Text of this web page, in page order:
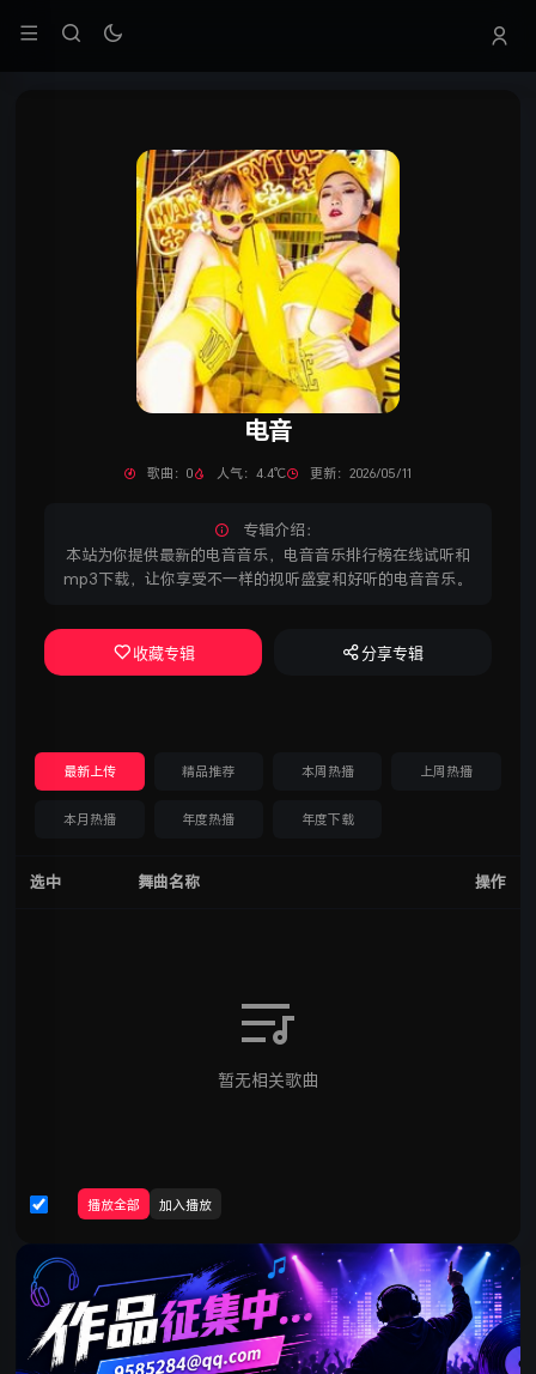
电音
歌曲：0 人气：4.4℃ 更新：2026/05/11
专辑介绍：
本站为你提供最新的电音音乐，电音音乐排行榜在线试听和
mp3下载，让你享受不一样的视听盛宴和好听的电音音乐。
收藏专辑 分享专辑
最新上传 精品推荐 本周热播 上周热播
本月热播 年度热播 年度下载
选中 舞曲名称 操作
暂无相关歌曲
播放全部 加入播放